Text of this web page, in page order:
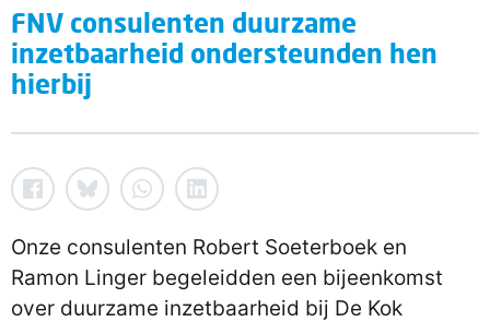
FNV consulenten duurzame
inzetbaarheid ondersteunden hen
hierbij
Onze consulenten Robert Soeterboek en
Ramon Linger begeleidden een bijeenkomst
over duurzame inzetbaarheid bij De Kok